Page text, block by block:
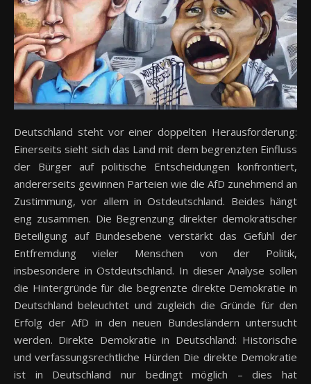
Deutschland steht vor einer doppelten Herausforderung:
Einerseits sieht sich das Land mit dem begrenzten Einfluss
der Bürger auf politische Entscheidungen konfrontiert,
andererseits gewinnen Parteien wie die AfD zunehmend an
Zustimmung, vor allem in Ostdeutschland. Beides hängt
eng zusammen. Die Begrenzung direkter demokratischer
Beteiligung auf Bundesebene verstärkt das Gefühl der
Entfremdung vieler Menschen von der Politik,
insbesondere in Ostdeutschland. In dieser Analyse sollen
die Hintergründe für die begrenzte direkte Demokratie in
Deutschland beleuchtet und zugleich die Gründe für den
Erfolg der AfD in den neuen Bundesländern untersucht
werden. Direkte Demokratie in Deutschland: Historische
und verfassungsrechtliche Hürden Die direkte Demokratie
ist in Deutschland nur bedingt möglich – dies hat